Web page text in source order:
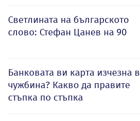
Светлината на българското
слово: Стефан Цанев на 90
Банковата ви карта изчезна в
чужбина? Какво да правите
стъпка по стъпка